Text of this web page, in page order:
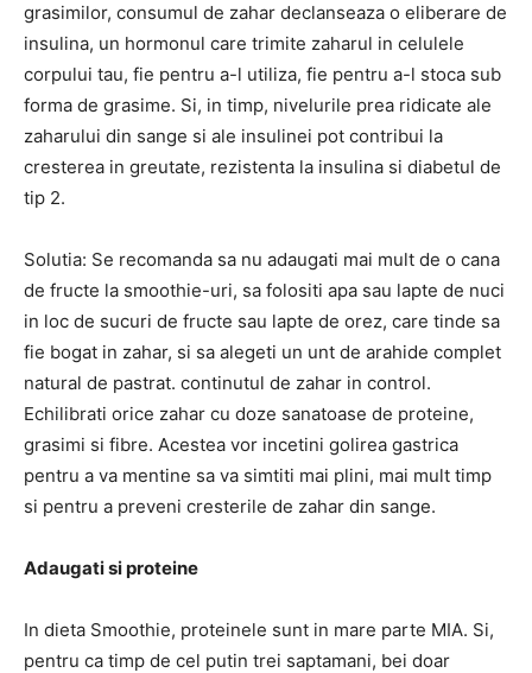
grasimilor, consumul de zahar declanseaza o eliberare de
insulina, un hormonul care trimite zaharul in celulele
corpului tau, fie pentru a-l utiliza, fie pentru a-l stoca sub
forma de grasime. Si, in timp, nivelurile prea ridicate ale
zaharului din sange si ale insulinei pot contribui la
cresterea in greutate, rezistenta la insulina si diabetul de
tip 2.
Solutia: Se recomanda sa nu adaugati mai mult de o cana
de fructe la smoothie-uri, sa folositi apa sau lapte de nuci
in loc de sucuri de fructe sau lapte de orez, care tinde sa
fie bogat in zahar, si sa alegeti un unt de arahide complet
natural de pastrat. continutul de zahar in control.
Echilibrati orice zahar cu doze sanatoase de proteine,
grasimi si fibre. Acestea vor incetini golirea gastrica
pentru a va mentine sa va simtiti mai plini, mai mult timp
si pentru a preveni cresterile de zahar din sange.
Adaugati si proteine
In dieta Smoothie, proteinele sunt in mare parte MIA. Si,
pentru ca timp de cel putin trei saptamani, bei doar